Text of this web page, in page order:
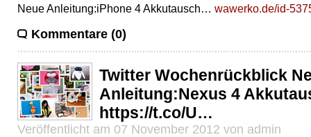
Neue Anleitung:iPhone 4 Akkutausch… wawerko.de/id-
Kommentare (0)
Twitter Wochenrückblick
Anleitung:Nexus 4
https://t.co/U…
Veröffentlicht am 07 November 2012 von admin